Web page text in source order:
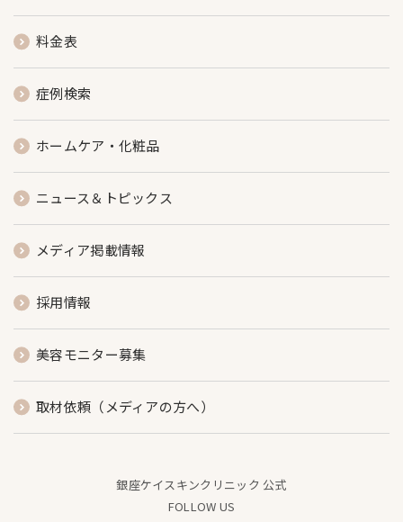
料金表
症例検索
ホームケア・化粧品
ニュース＆トピックス
メディア掲載情報
採用情報
美容モニター募集
取材依頼（メディアの方へ）
銀座ケイスキンクリニック 公式
FOLLOW US